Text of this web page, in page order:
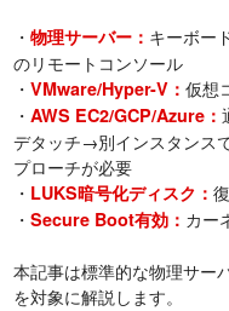
・物理サーバー： キーボー
のリモートコンソール
・VMware/Hyper-V：仮想
・AWS EC2/GCP/Azure：
デタッチ→別インスタンス
プローチが必要
・ LUKS暗号化ディスク：
・Secure Boot有効： カー
本記事は標準的な物理サー
を対象に解説します。